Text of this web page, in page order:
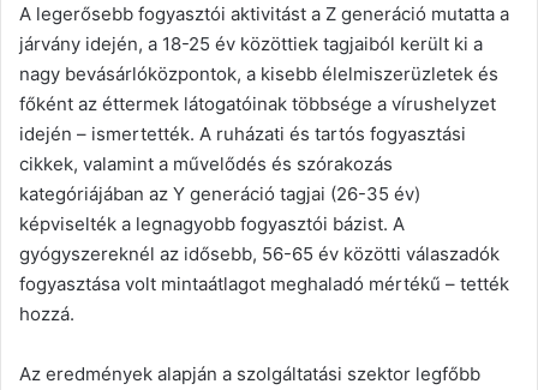
A legerősebb fogyasztói aktivitást a Z generáció mutatta a
járvány idején, a 18-25 év közöttiek tagjaiból került ki a
nagy bevásárlóközpontok, a kisebb élelmiszerüzletek és
főként az éttermek látogatóinak többsége a vírushelyzet
idején – ismertették. A ruházati és tartós fogyasztási
cikkek, valamint a művelődés és szórakozás
kategóriájában az Y generáció tagjai (26-35 év)
képviselték a legnagyobb fogyasztói bázist. A
gyógyszereknél az idősebb, 56-65 év közötti válaszadók
fogyasztása volt mintaátlagot meghaladó mértékű – tették
hozzá.
Az eredmények alapján a szolgáltatási szektor legfőbb